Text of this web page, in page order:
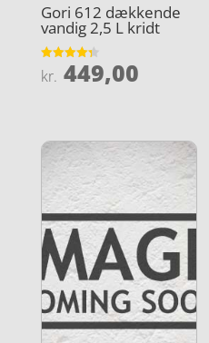
Gori 612 dækkende
vandig 2,5 L kridt
Vurderet
4.3
kr. 449,00